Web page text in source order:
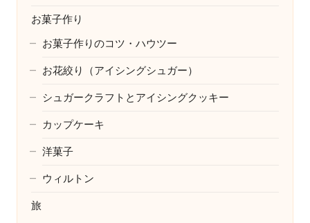
お菓子作り
お菓子作りのコツ・ハウツー
お花絞り（アイシングシュガー）
シュガークラフトとアイシングクッキー
カップケーキ
洋菓子
ウィルトン
旅